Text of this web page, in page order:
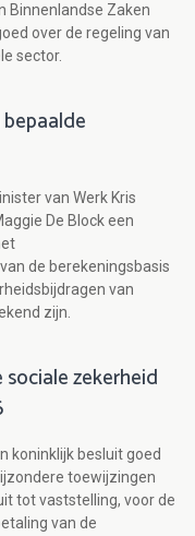
Binnenlandse Zaken
over de regeling van
sector.
van Werk Kris
De Block een
de berekeningsbasis
van
zijn.
zekerheid
koninklijk besluit goed
toewijzingen
tot vaststelling, voor de
van de